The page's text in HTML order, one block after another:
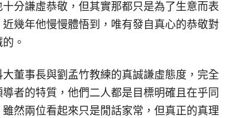
分謙虛恭敬，但其實那都只是為了生意而表
幾年他慢慢體悟到，唯有發自真心的恭敬對
。
董事長與劉孟竹教練的真誠謙虛態度，完全
者的特質，他們二人都是目標明確且在乎同
然兩位看起來只是閒話家常，但真正的真理